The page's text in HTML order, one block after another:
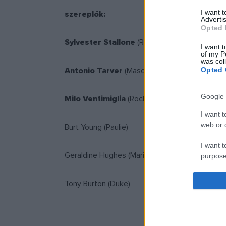
I want
Opted
I want
of my
was
Opted
Google
I want
web or
I want
I want
szereplők:
Sylvester Stallone (Rocky Balboa)
Antonio Tarver (Mason 'The Line' Dixon)
Milo Ventimiglia (Rocky Balboa Jr.)
Burt Young (Paulie)
Geraldine Hughes (Marie)
Tony Burton (Duke)